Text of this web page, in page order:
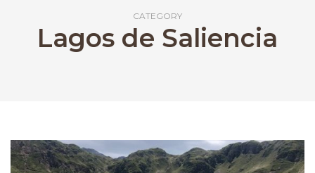
CATEGORY
Lagos de Saliencia